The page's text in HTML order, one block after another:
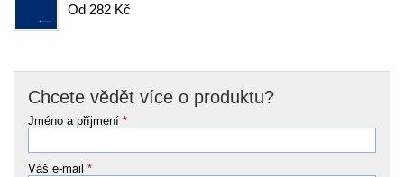
Od 282 Kč
Chcete vědět více o produktu?
Jméno a příjmení *
Váš e-mail *